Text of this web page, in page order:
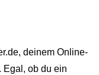
deinem Online-
Egal, ob du ein